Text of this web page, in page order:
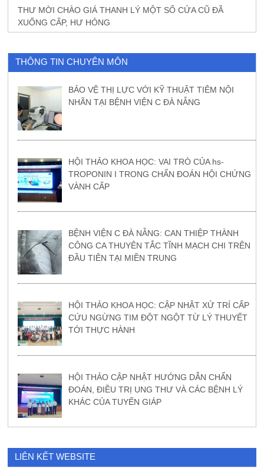
THƯ MỜI CHÀO GIÁ THANH LÝ MỘT SỐ CỬA CŨ ĐÃ
XUỐNG CẤP, HƯ HỎNG
THÔNG TIN CHUYÊN MÔN
BẢO VỆ THỊ LỰC VỚI KỸ THUẬT TIÊM NỘI
NHÃN TẠI BỆNH VIỆN C ĐÀ NẴNG
HỘI THẢO KHOA HỌC: VAI TRÒ CỦA hs-
TROPONIN I TRONG CHẨN ĐOÁN HỘI CHỨNG
VÀNH CẤP
BỆNH VIỆN C ĐÀ NẴNG: CAN THIỆP THÀNH
CÔNG CA THUYÊN TẮC TĨNH MẠCH CHI TRÊN
ĐẦU TIÊN TẠI MIỀN TRUNG
HỘI THẢO KHOA HỌC: CẬP NHẬT XỬ TRÍ CẤP
CỨU NGỪNG TIM ĐỘT NGỘT TỪ LÝ THUYẾT
TỚI THỰC HÀNH
HỘI THẢO CẬP NHẬT HƯỚNG DẪN CHẨN
ĐOÁN, ĐIỀU TRỊ UNG THƯ VÀ CÁC BỆNH LÝ
KHÁC CỦA TUYẾN GIÁP
LIÊN KẾT WEBSITE